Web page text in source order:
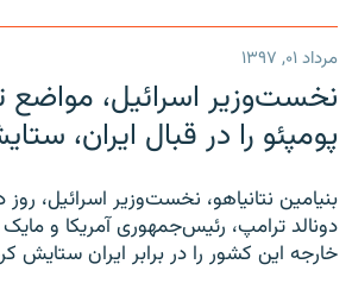
مرداد ۰۱, ۱۳۹۷
نخست‌وزیر اسرائیل، مواضع
پومپئو را در قبال ایران،
بنیامین نتانیاهو، نخست‌وزیر اسرائیل،
دونالد ترامپ، رئیس‌جمهوری آمریکا و مایک
خارجه این کشور را در برابر ایران ستایش